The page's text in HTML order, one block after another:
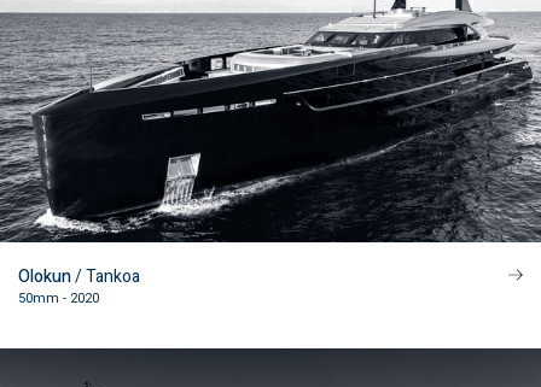
Olokun/ Tankoa
50mm - 2020
REGISTERED OFFICE
Via Roma 317/e